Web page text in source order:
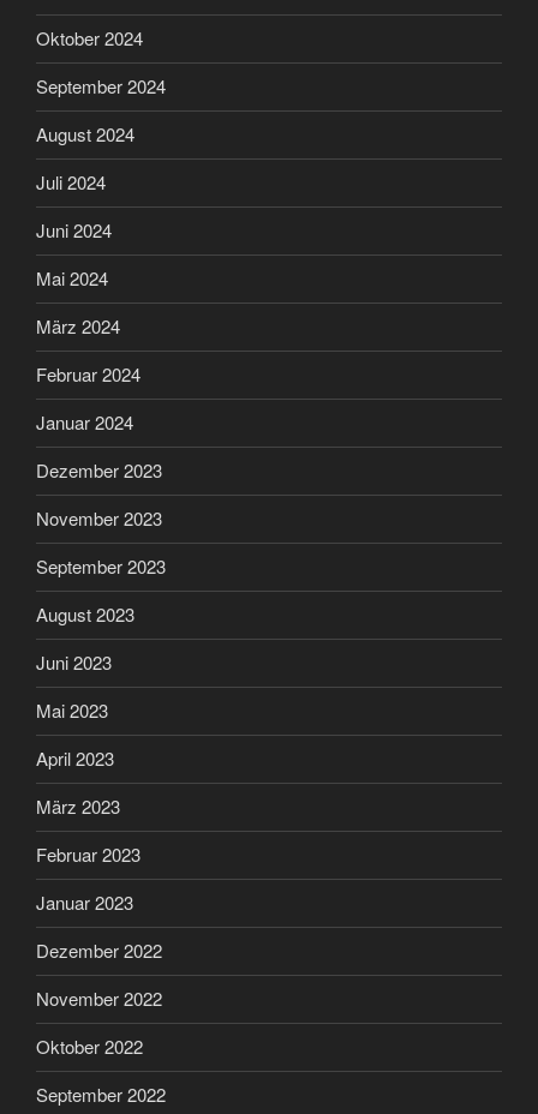
Oktober 2024
September 2024
August 2024
Juli 2024
Juni 2024
Mai 2024
März 2024
Februar 2024
Januar 2024
Dezember 2023
November 2023
September 2023
August 2023
Juni 2023
Mai 2023
April 2023
März 2023
Februar 2023
Januar 2023
Dezember 2022
November 2022
Oktober 2022
September 2022